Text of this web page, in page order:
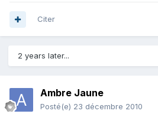
Citer
2 years later...
Ambre Jaune
Posté(e) 23 décembre 2010